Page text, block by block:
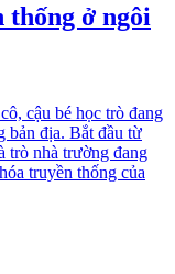
thống ở ngôi
cậu bé học trò đang
bản địa. Bắt đầu từ
trò nhà trường đang
truyền thống của